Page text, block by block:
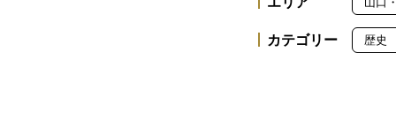
カテゴリー 歴史